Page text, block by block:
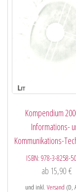
Kompendium
Informations-
Kommunikations-
ISBN:978-3-8258-
ab 15,90€
und inkl.Versand (D,